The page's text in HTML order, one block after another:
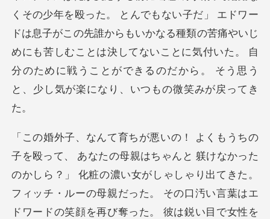
た。 とんでもない子だ」 エドワー
ドは息子がこの先誰からもいかなる種類の苦痛やいじ
めにも苦しむことは決してないこ
躾けなかった
のかしら？」 化粧の濃い女がしゃしゃり出てきた。
フィッチ・ルーの母親